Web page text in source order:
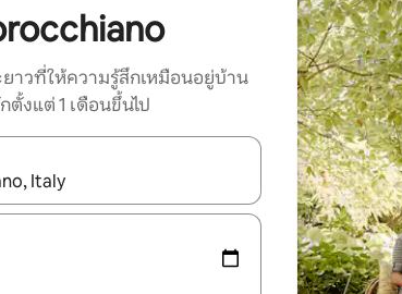
าวที่ให้ความรู้สึกเหมือนอยู่บ้าน
ตั้งแต่ 1 เดือนขึ้นไป
อใช้การสัมผัสหรือปัด เพื่อสำรวจผลการค้นหา